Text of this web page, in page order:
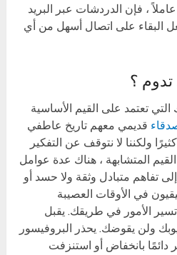
، فإن الدردشات عبر البريد
البقاء على اتصال أسهل من أي
تدوم ؟
تعتمد على القيم الأساسية
قديمي معهم تاريخ عاطفي
ولكننا لا نتوقف عن التفكير
المتشابهة ، هناك عدة عوامل
تفاهم متبادل وثقة ولا حسد أو
في الأوقات العصيبة
الأمور في طريقك. يقبل
ولن يقوضك. يحذر البروفيسور
بانخفاض أو استنزفت